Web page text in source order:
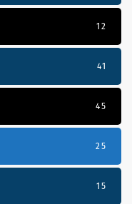
12
41
45
25
15